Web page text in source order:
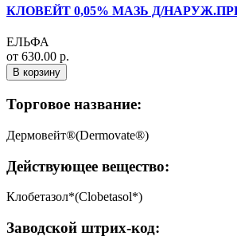
КЛОВЕЙТ 0,05% МАЗЬ Д/
ЕЛЬФА
от 630.00 р.
В корзину
Торговое название:
Дермовейт®(Dermovate®)
Действующее вещество:
Клобетазол*(Clobetasol*)
Заводской штрих-код: